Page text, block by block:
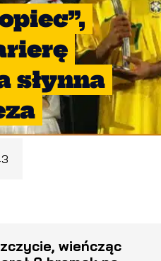
słynna
wieńcząc